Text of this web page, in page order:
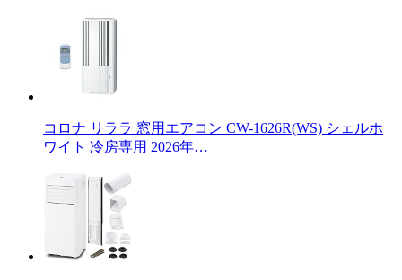
コロナ リララ 窓用エアコン CW-1626R(WS) シェルホ
ワイト 冷房専用 2026年…